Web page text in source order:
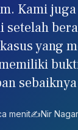
Kami
yang
menit✍️Nir Nagar